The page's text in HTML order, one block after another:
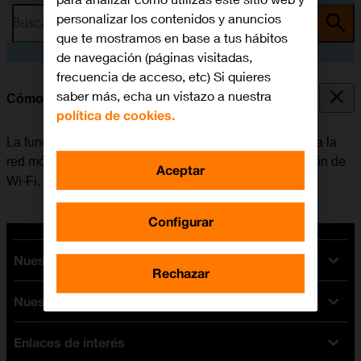
Busca por problema o tema
Cómo conectarse a una red Wi-Fi
La función de Wi-Fi se puede utilizar como alternativa a la
red móvil para conectarse a internet. Al activar la función de
Wi-Fi, el móvil no utiliza datos móviles.
Nuestras tarifas
Tarifas Orange
Tarifas fibra y móvil
Tarifas móviles
Nuestros dispositivos
Ofertas en móviles
Enlaces de interés
personalizar los contenidos y anuncios
que te mostramos en base a tus hábitos
de navegación (páginas visitadas,
frecuencia de acceso, etc) Si quieres
saber más, echa un vistazo a nuestra
política de cookies.
Configurar
Rechazar
Aceptar